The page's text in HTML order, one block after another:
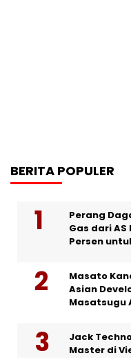
BERITA POPULER
Perang
Gas dari
Persen
Masato
Asian
Masatsugu
Jack
Master di